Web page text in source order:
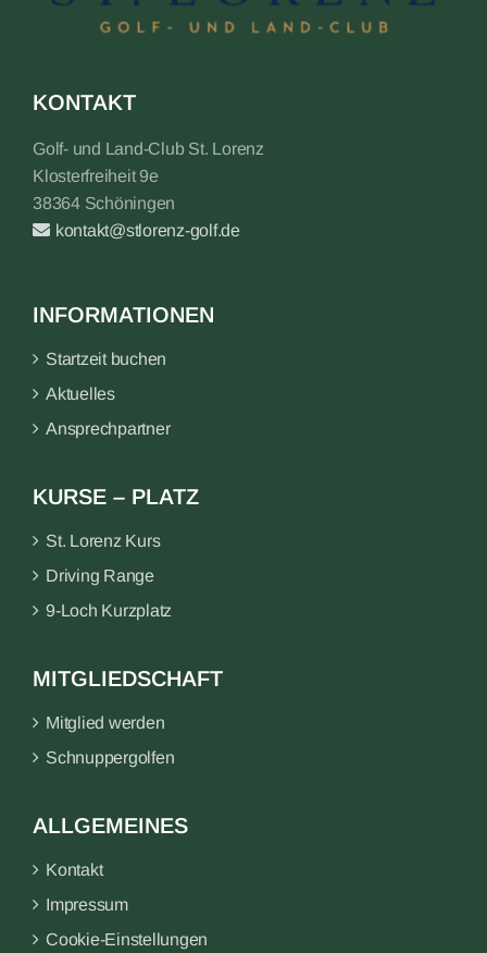
KONTAKT
Golf- und Land-Club St. Lorenz
Klosterfreiheit 9e
38364 Schöningen
kontakt@stlorenz-golf.de
INFORMATIONEN
Startzeit buchen
Aktuelles
Ansprechpartner
KURSE – PLATZ
St. Lorenz Kurs
Driving Range
9-Loch Kurzplatz
MITGLIEDSCHAFT
Mitglied werden
Schnuppergolfen
ALLGEMEINES
Kontakt
Impressum
Cookie-Einstellungen